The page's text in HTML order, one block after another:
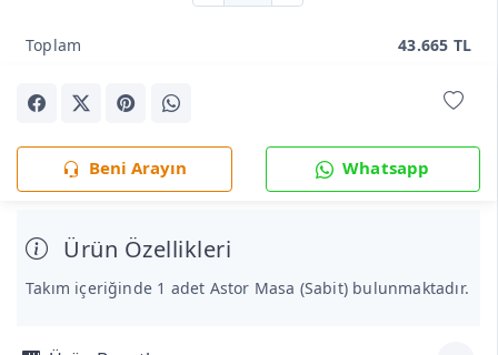
Toplam 43.665 TL
Beni Arayın Whatsapp
Ürün Özellikleri
Takım içeriğinde 1 adet Astor Masa (Sabit) bulunmaktadır.